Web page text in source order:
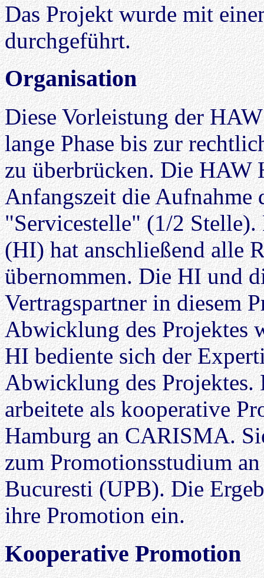
Das Projekt wurde mit
durchgeführt.
Organisation
Diese Vorleistung der
lange Phase bis zur
zu überbrücken. Die HAW
Anfangszeit die Aufnahme
"Servicestelle" (1/2
(HI) hat anschließend alle
übernommen. Die HI und
Vertragspartner in diesem
Abwicklung des Projektes
HI bediente sich der
Abwicklung des
arbeitete als kooperative
Hamburg an CARISMA.
zum Promotionsstudium
Bucuresti (UPB). Die
ihre Promotion ein.
Kooperative Promotion